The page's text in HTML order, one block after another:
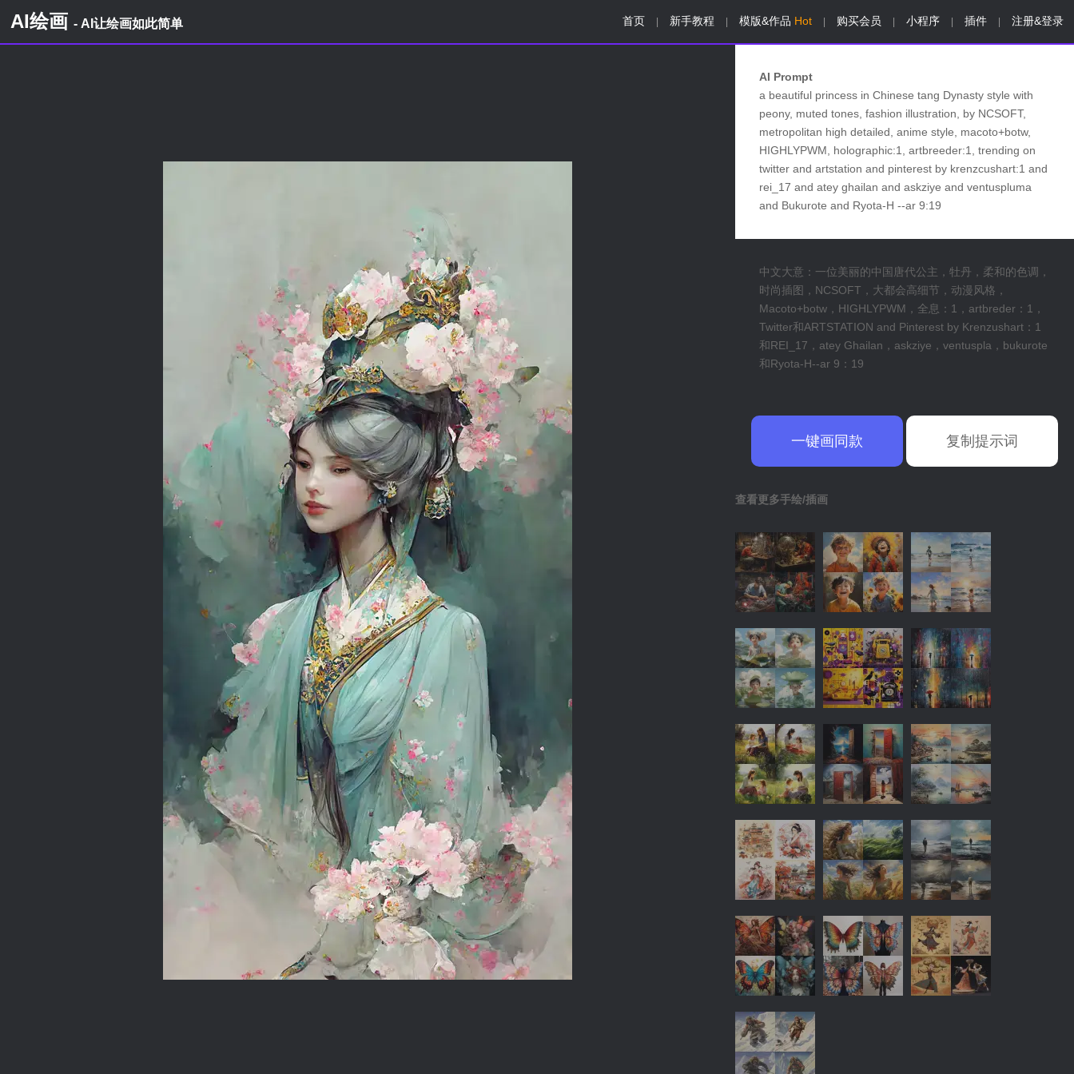
AI绘画 - AI让绘画如此简单 首页 新手教程 模版&作品 Hot 购买会员 小程序 插件 注册&登录
AI Prompt
a beautiful princess in Chinese tang Dynasty style with
peony, muted tones, fashion illustration, by NCSOFT,
metropolitan high detailed, anime style, macoto+botw,
HIGHLYPWM, holographic:1, artbreeder:1, trending on
twitter and artstation and pinterest by krenzcushart:1 and
rei_17 and atey ghailan and askziye and ventuspluma
and Bukurote and Ryota-H --ar 9:19
中文大意：一位美丽的中国唐代公主，牡丹，柔和的色调，
时尚插图，NCSOFT，大都会高细节，动漫风格，
Macoto+botw，HIGHLYPWM，全息：1，artbreder：1，
Twitter和ARTSTATION and Pinterest by Krenzushart：1
和REI_17，atey Ghailan，askziye，ventuspla，bukurote
和Ryota-H--ar 9：19
一键画同款 复制提示词
查看更多手绘/插画